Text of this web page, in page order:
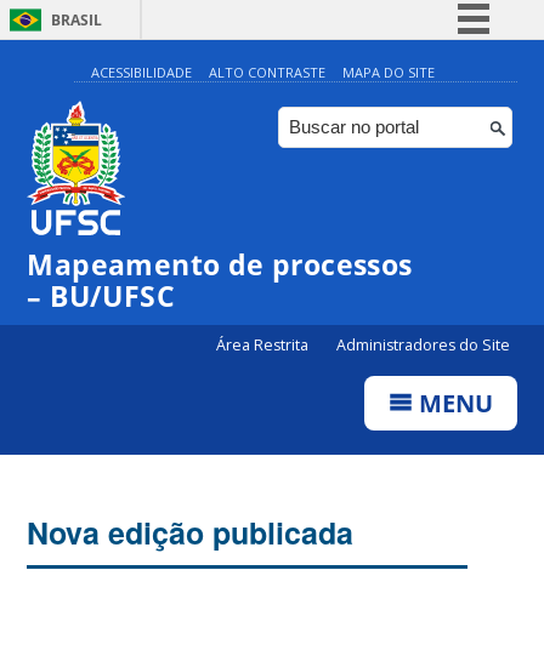
BRASIL
Simplifique!
Comunica BR
Participe
Canais
ACESSIBILIDADE ALTO CONTRASTE MAPA DO SITE
Mapeamento de processos
– BU/UFSC
Área Restrita Administradores do Site
MENU
Nova edição publicada